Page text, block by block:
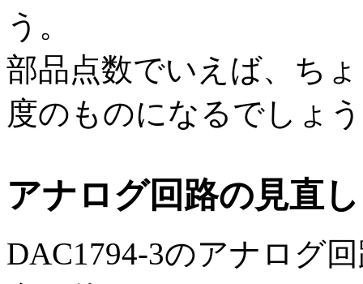
う。
部品点数でいえば、ち
度のものになるでしょ
アナログ回路の見直
DAC1794-3のアナログ